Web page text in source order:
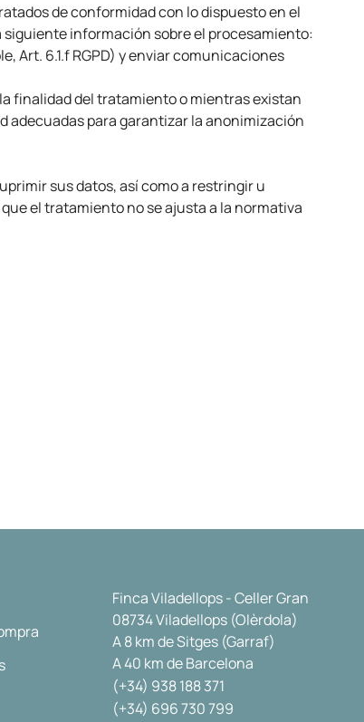
de conformidad con lo dispuesto en el
siguiente información sobre el procesamiento:
Art. 6.1.f RGPD) y enviar comunicaciones
finalidad del tratamiento o mientras existan
adecuadas para garantizar la anonimización
sus datos, así como a restringir u
el tratamiento no se ajusta a la normativa
Finca Viladellops - Celler Gran
08734 Viladellops (Olèrdola)
A 8 km de Sitges (Garraf)
A 40 km de Barcelona
(+34) 938 188 371
(+34) 696 730 799